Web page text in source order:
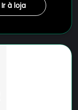
Ir à loja